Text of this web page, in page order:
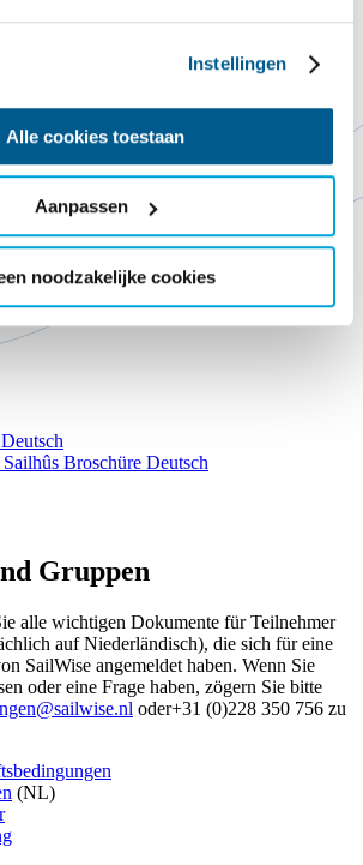
Instellingen
Alle cookies toestaan
Aanpassen
noodzakelijke cookies
Broschüre Deutsch
Gruppen
alle wichtigen Dokumente für Teilnehmer
auf Niederländisch), die sich für eine
SailWise angemeldet haben. Wenn Sie
oder eine Frage haben, zögern Sie bitte
oder+31 (0)228 350 756 zu
(NL)